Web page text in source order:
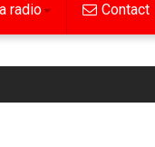
radio Contact